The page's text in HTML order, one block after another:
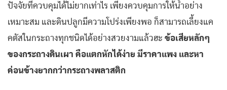
ปัจจัยที่ควบคุมได้ไม่ยากเท่าไร เพียงควบคุมการให้น้ำอย่าง
เหมาะสม และดินปลูกมีความโปร่งเพียงพอ ก็สามารถเลี้ยงแค
คตัสในกระถางทุกชนิดได้อย่างสวยงามแล้วฮะ ข้อเสียหลักๆ
ของกระถางดินเผา คือแตกหักได้ง่าย มีราคาแพง และหา
ค่อนข้างยากกว่ากระถางพลาสติก